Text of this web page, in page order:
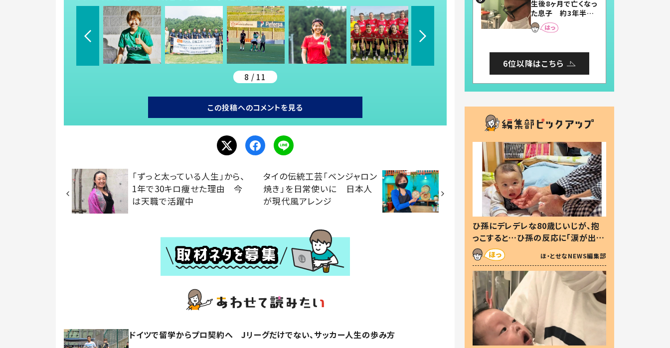
8 / 11
この投稿へのコメントを見る
「ずっと太っている人生」から、
1年で30キロ痩せた理由 今
は天職で活躍中
タイの伝統工芸「ベンジャロン
焼き」を日常使いに 日本人
が現代風アレンジ
ドイツで留学からプロ契約へ Jリーグだけでない、サッカー人生の歩み方
まらない」「幸せにな
れる」
生後8ヶ月で亡くなっ
た息子 約3年半
後、当時の妻の日記
に書いてあった本音
6位以降はこちら
ひ孫にデレデレな80歳じいじが、抱
っこすると…ひ孫の反応に「涙が出ま
した」「可愛くて仕方ない」
ほ・とせなNEWS編集部